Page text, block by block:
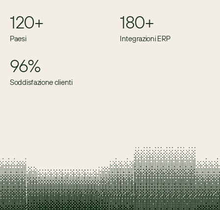
120+
Paesi
180+
Integrazioni ERP
96%
Soddisfazione clienti